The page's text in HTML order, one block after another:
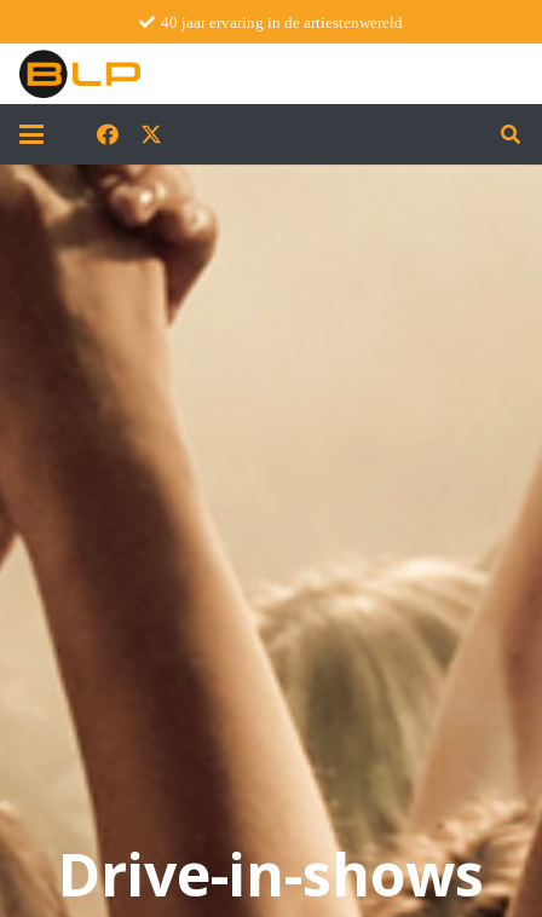
40 jaar ervaring in de artiestenwereld
Drive-in-shows